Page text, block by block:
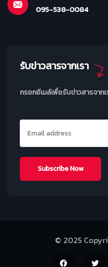
095-538-0084
รับข่าวสารจากเรา
กรอกอีเมล์เพื่อรับข่าวสารจากเ
© 2025